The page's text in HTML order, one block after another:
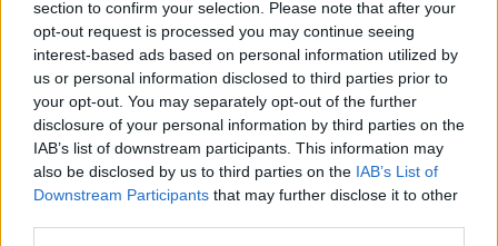
section to confirm your selection. Please note that after your
opt-out request is processed you may continue seeing
interest-based ads based on personal information utilized by
us or personal information disclosed to third parties prior to
your opt-out. You may separately opt-out of the further
disclosure of your personal information by third parties on the
IAB’s list of downstream participants. This information may
also be disclosed by us to third parties on the IAB’s List of
Downstream Participants that may further disclose it to other
Continua a leggere dopo la pubblicità
2° REGOLA: A TUTTO COLORE
Avete fatto caso che moltissimi alimenti
tipici dell’autunno hanno un colore
arancio/marrone/rosso?